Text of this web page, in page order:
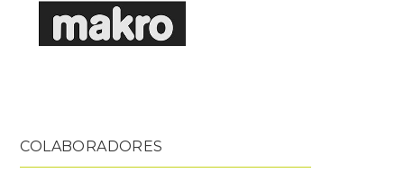
COLABORADORES